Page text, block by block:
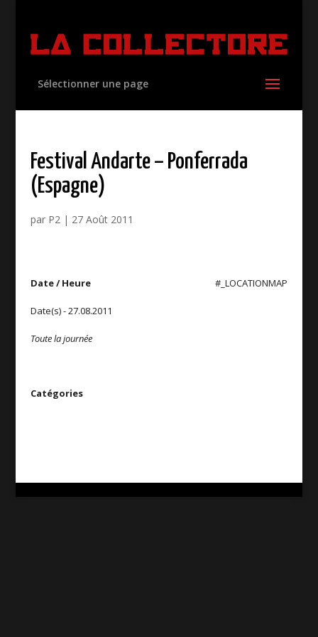
Sélectionner une page
Festival Andarte – Ponferrada
(Espagne)
par P2| 27 Août 2011
#_LOCATIONMAP
Date / Heure
Date(s) - 27.08.2011
Toute la journée
Catégories